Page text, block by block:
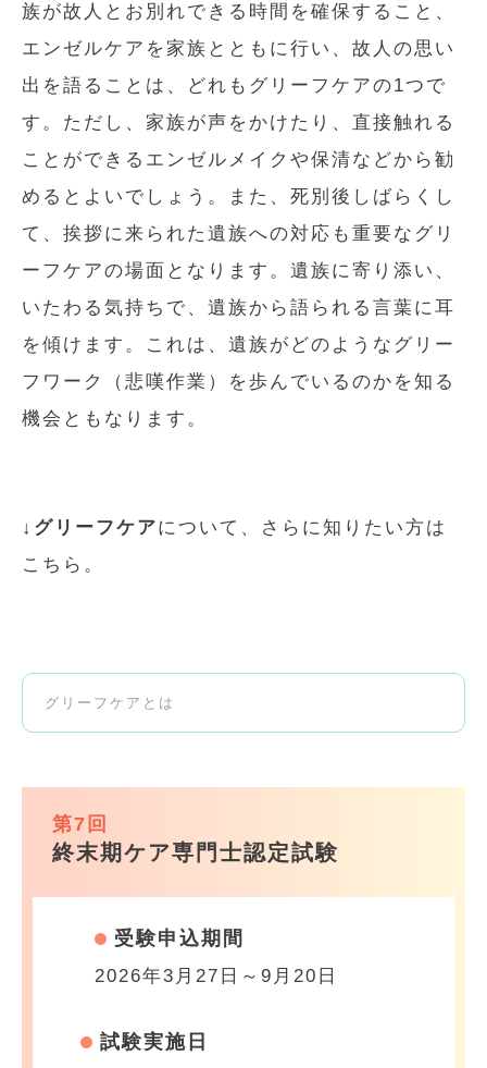
族が故人とお別れできる時間を確保すること、
エンゼルケアを家族とともに行い、故人の思い
出を語ることは、どれもグリーフケアの1つで
す。ただし、家族が声をかけたり、直接触れる
ことができるエンゼルメイクや保清などから勧
めるとよいでしょう。また、死別後しばらくし
て、挨拶に来られた遺族への対応も重要なグリ
ーフケアの場面となります。遺族に寄り添い、
いたわる気持ちで、遺族から語られる言葉に耳
を傾けます。これは、遺族がどのようなグリー
フワーク（悲嘆作業）を歩んでいるのかを知る
機会ともなります。
↓ グリーフケアについて、さらに知りたい方は
こちら。
グリーフケアとは
第7回
終末期ケア専門士認定試験
受験申込期間
2026年3月27日～9月20日
試験実施日